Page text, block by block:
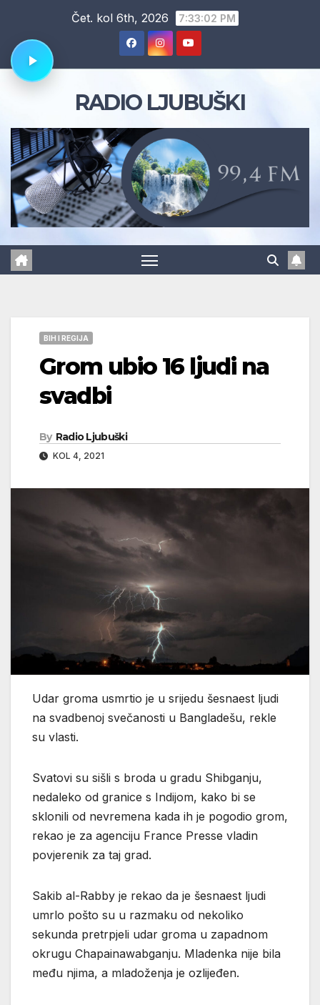
content
Čet. kol 6th, 2026 7:33:03 PM
RADIO LJUBUŠKI
BIH I REGIJA
Grom ubio 16 ljudi na
svadbi
By Radio Ljubuški
KOL 4, 2021
Udar groma usmrtio je u srijedu šesnaest ljudi
na svadbenoj svečanosti u Bangladešu, rekle
su vlasti.
Svatovi su sišli s broda u gradu Shibganju,
nedaleko od granice s Indijom, kako bi se
sklonili od nevremena kada ih je pogodio grom,
rekao je za agenciju France Presse vladin
povjerenik za taj grad.
Sakib al-Rabby je rekao da je šesnaest ljudi
umrlo pošto su u razmaku od nekoliko
sekunda pretrpjeli udar groma u zapadnom
okrugu Chapainawabganju. Mladenka nije bila
među njima, a mladoženja je ozlijeđen.